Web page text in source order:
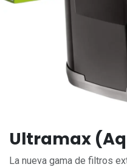
Ultramax
La nueva gama de filtros